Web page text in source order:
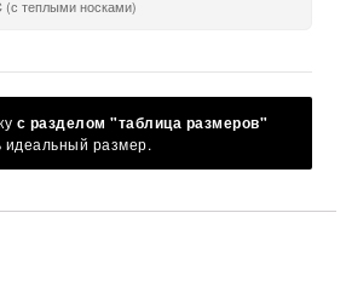
(с теплыми носками)
с разделом "таблица размеров"
идеальный размер.